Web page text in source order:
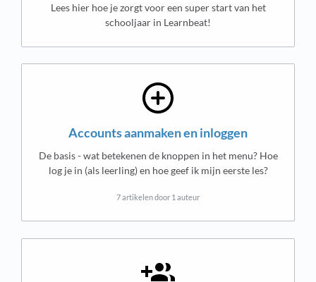
Lees hier hoe je zorgt voor een super start van het
schooljaar in Learnbeat!
Accounts aanmaken en inloggen
De basis - wat betekenen de knoppen in het menu? Hoe
log je in (als leerling) en hoe geef ik mijn eerste les?
7 artikelen door 1 auteur